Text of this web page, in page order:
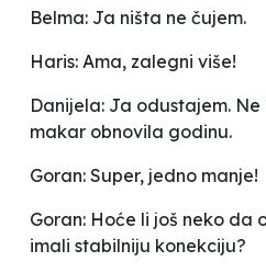
Belma: Ja ništa ne čujem.
Haris: Ama, zalegni više!
Danijela: Ja odustajem.
makar obnovila godinu.
Goran: Super, jedno manje!
Goran: Hoće li još neko da
imali stabilniju konekciju?